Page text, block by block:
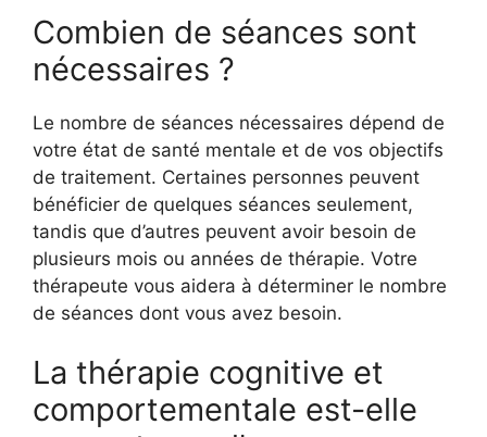
Combien de séances sont
nécessaires ?
Le nombre de séances nécessaires dépend de
votre état de santé mentale et de vos objectifs
de traitement. Certaines personnes peuvent
bénéficier de quelques séances seulement,
tandis que d’autres peuvent avoir besoin de
plusieurs mois ou années de thérapie. Votre
thérapeute vous aidera à déterminer le nombre
de séances dont vous avez besoin.
La thérapie cognitive et
comportementale est-elle